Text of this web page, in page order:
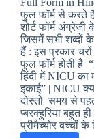
Full Form in
फुल फॉर्म से करते
शोर्ट फॉर्म
जिसमें सभी शब्दों
हैं : इस प्रकार
फुल फॉर्म होती है
हिंदी में NICU का
इकाई” | NICU
दोस्तों समय से
प्बरक्हुरिया बहुत
प्रीमैच्योर बच्चों